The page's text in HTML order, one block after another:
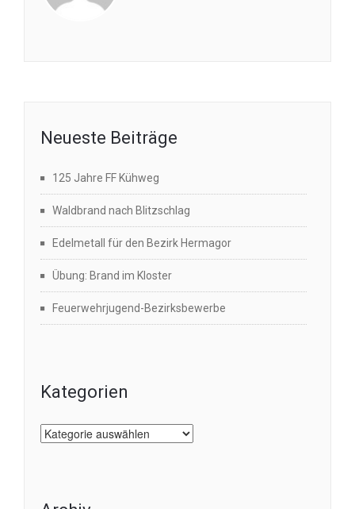
Neueste Beiträge
125 Jahre FF Kühweg
Waldbrand nach Blitzschlag
Edelmetall für den Bezirk Hermagor
Übung: Brand im Kloster
Feuerwehrjugend-Bezirksbewerbe
Kategorien
Kategorien